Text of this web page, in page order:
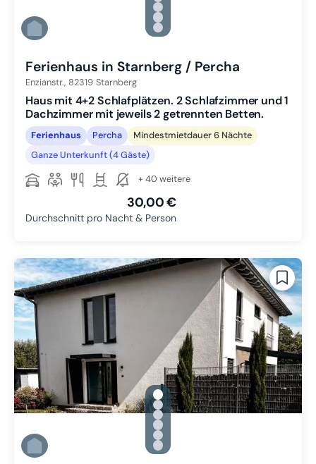
Zu Slide 3 wechseln
Zu Slide 4 wechseln
Zu Slide 5 wechseln
Zu Slide 6 wechseln
Ferienhaus in Starnberg / Percha
Enzianstr., 82319 Starnberg
Haus mit 4+2 Schlafplätzen. 2 Schlafzimmer und 1
Dachzimmer mit jeweils 2 getrennten Betten.
Ferienhaus Percha
Mindestmietdauer 6 Nächte
Ganze Unterkunft (4 Gäste)
+ 40 weitere
30,00 €
Durchschnitt pro Nacht & Person
gallery.slide_selector
Zu Slide 1 wechseln
Zu Slide 2 wechseln
Zu Slide 3 wechseln
Zu Slide 4 wechseln
Zu Slide 5 wechseln
Zu Slide 6 wechseln